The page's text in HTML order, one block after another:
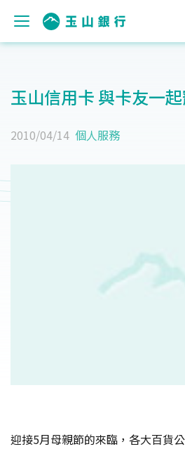
玉山信用卡 與卡友一起
2010/04/14 個人服務
迎接5月母親節的來臨，各大百貨